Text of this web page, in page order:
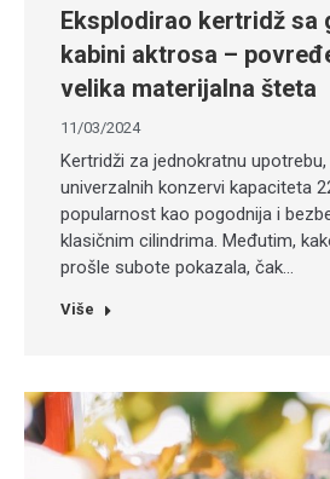
Eksplodirao kertridž sa
kabini aktrosa –
velika materijalna šteta
11/03/2024
Kertridži za jednokratnu upotrebu,
univerzalnih konzervi kapaciteta
popularnost kao pogodnija i
klasičnim cilindrima. Međutim,
prošle subote pokazala, čak…
Više